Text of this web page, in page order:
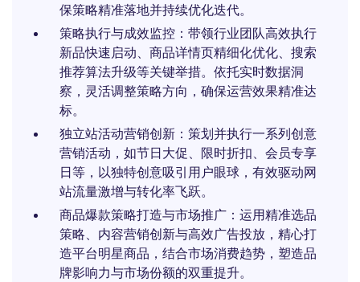
保策略精准落地并持续优化迭代。
策略执行与成效监控：带领行业团队高效执行
新品快速启动、商品详情页精细化优化、搜索
推荐算法升级等关键举措。依托实时数据洞
察，灵活调整策略方向，确保运营效果精准达
标。
独立站活动营销创新：策划并执行一系列创意
营销活动，如节日大促、限时折扣、会员专享
日等，以独特创意吸引用户眼球，有效驱动网
站流量激增与转化率飞跃。
商品爆款策略打造与市场推广：运用精准选品
策略、内容营销创新与高效广告投放，精心打
造平台明星商品，结合市场消费趋势，塑造品
牌影响力与市场份额的双重提升。